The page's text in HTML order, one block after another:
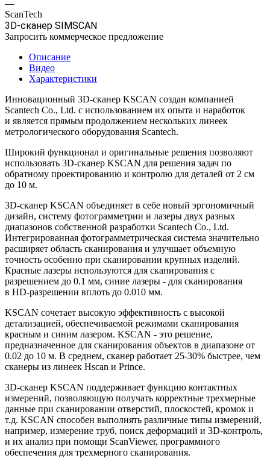
—
ScanTech
3D-сканер SIMSCAN
Запросить коммерческое предложение
Описание
Видео
Характеристики
Инновационный 3D-сканер KSCAN создан компанией
Scantech Co., Ltd. с использованием их опыта и наработок
и является прямым продолжением нескольких линеек
метрологического оборудования Scantech.
Широкий функционал и оригинальные решения позволяют
использовать 3D-сканер KSCAN для решения задач по
обратному проектированию и контролю для деталей от 2 см
до 10 м.
3D-сканер KSCAN объединяет в себе новый эргономичный
дизайн, систему фотограмметрии и лазеры двух разных
диапазонов собственной разработки Scantech Co., Ltd.
Интегрированная фотограмметрическая система значительно
расширяет область сканирования и улучшает объемную
точность особенно при сканировании крупных изделий.
Красные лазеры используются для сканирования с
разрешением до 0.1 мм, синие лазеры - для сканирования
в HD-разрешении вплоть до 0.010 мм.
KSCAN сочетает высокую эффективность с высокой
детализацией, обеспечиваемой режимами сканирования
красным и синим лазером. KSCAN - это решение,
предназначенное для сканирования объектов в диапазоне от
0.02 до 10 м. В среднем, сканер работает 25-30% быстрее, чем
сканеры из линеек Hscan и Prince.
3D-сканер KSCAN поддерживает функцию контактных
измерений, позволяющую получать корректные трехмерные
данные при сканировании отверстий, плоскостей, кромок и
т.д. KSCAN способен выполнять различные типы измерений,
например, измерение труб, поиск деформаций и 3D-контроль,
и их анализ при помощи ScanViewer, программного
обеспечения для трехмерного сканирования.